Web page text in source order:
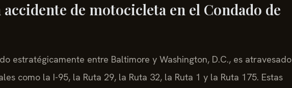
de motocicleta en el Condado de
estratégicamente entre Baltimore y Washington, D.C., es atravesado
como la I-95, la Ruta 29, la Ruta 32, la Ruta 1 y la Ruta 175. Estas